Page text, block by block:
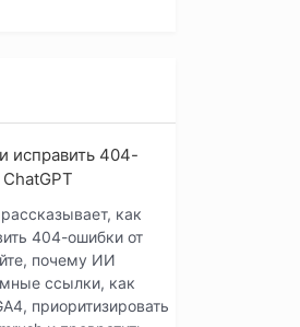
исправить 404-
как
404-ошибки от
почему ИИ
ссылки, как
приоритизировать